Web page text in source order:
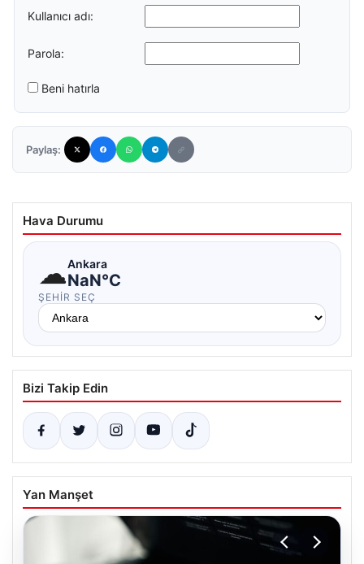
Kullanıcı adı:
Parola:
Beni hatırla
Paylaş:
Hava Durumu
☁Ankara
NaN°C
ŞEHIR SEÇ
Bizi Takip Edin
Yan Manşet